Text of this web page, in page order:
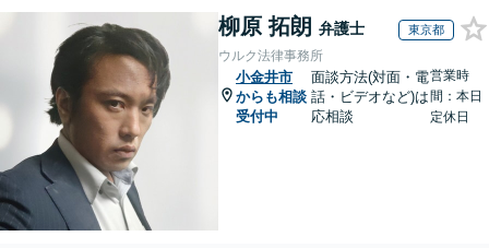
柳原 拓朗 弁護士 東京都
ウルク法律事務所
小金井市
からも相談
受付中
面談方法(対面・電
話・ビデオなど)は
応相談
営業時
間：本日
定休日